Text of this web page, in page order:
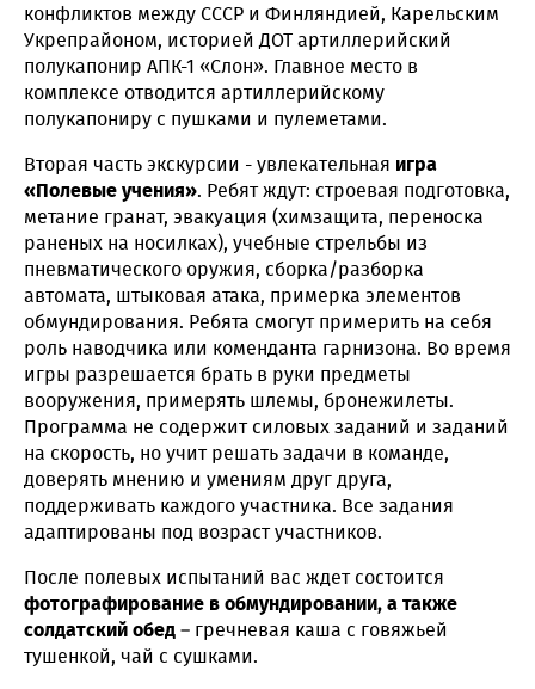
конфликтов между СССР и Финляндией, Карельским
Укрепрайоном, историей ДОТ артиллерийский
полукапонир АПК-1 «Слон». Главное место в
комплексе отводится артиллерийскому
полукапониру с пушками и пулеметами.
Вторая часть экскурсии - увлекательная игра
«Полевые учения». Ребят ждут: строевая подготовка,
метание гранат, эвакуация (химзащита, переноска
раненых на носилках), учебные стрельбы из
пневматического оружия, сборка/разборка
автомата, штыковая атака, примерка элементов
обмундирования. Ребята смогут примерить на себя
роль наводчика или коменданта гарнизона. Во время
игры разрешается брать в руки предметы
вооружения, примерять шлемы, бронежилеты.
Программа не содержит силовых заданий и заданий
на скорость, но учит решать задачи в команде,
доверять мнению и умениям друг друга,
поддерживать каждого участника. Все задания
адаптированы под возраст участников.
После полевых испытаний вас ждет состоится
фотографирование в обмундировании, а также
солдатский обед – гречневая каша с говяжьей
тушенкой, чай с сушками.